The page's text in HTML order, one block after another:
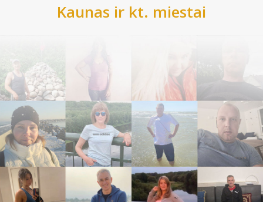
Kaunas ir kt. miestai